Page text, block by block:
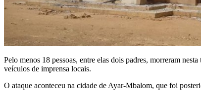
Pelo menos 18 pessoas, entre elas dois padres, morreram
veículos de imprensa locais.
O ataque aconteceu na cidade de Ayar-Mbalom, que foi